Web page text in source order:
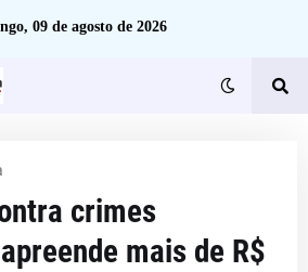
09 de agosto de 2026
crimes
mais de R$